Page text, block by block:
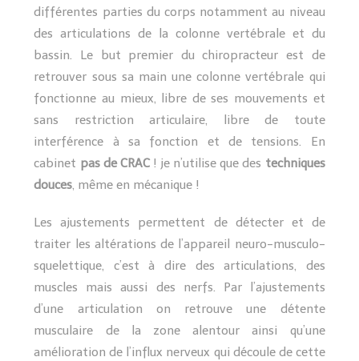
différentes parties du corps notamment au niveau
des articulations de la colonne vertébrale et du
bassin. Le but premier du chiropracteur est de
retrouver sous sa main une colonne vertébrale qui
fonctionne au mieux, libre de ses mouvements et
sans restriction articulaire, libre de toute
interférence à sa fonction et de tensions. En
cabinet pas de CRAC! je n’utilise que des techniques
douces, même en mécanique !
Les ajustements permettent de détecter et de
traiter les altérations de l’appareil neuro-musculo-
squelettique, c’est à dire des articulations, des
muscles mais aussi des nerfs. Par l’ajustements
d’une articulation on retrouve une détente
musculaire de la zone alentour ainsi qu’une
amélioration de l’influx nerveux qui découle de cette